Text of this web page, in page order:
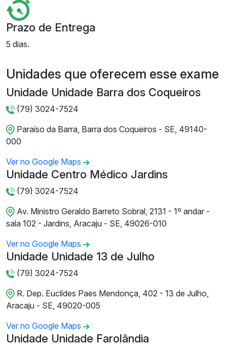
Prazo de Entrega
5 dias.
Unidades que oferecem esse exame
Unidade Unidade Barra dos Coqueiros
(79) 3024-7524
Paraíso da Barra, Barra dos Coqueiros - SE, 49140-
000
Ver no Google Maps
Unidade Centro Médico Jardins
(79) 3024-7524
Av. Ministro Geraldo Barreto Sobral, 2131 - 1º andar -
sala 102 - Jardins, Aracaju - SE, 49026-010
Ver no Google Maps
Unidade Unidade 13 de Julho
(79) 3024-7524
R. Dep. Euclídes Paes Mendonça, 402 - 13 de Julho,
Aracaju - SE, 49020-005
Ver no Google Maps
Unidade Unidade Farolândia